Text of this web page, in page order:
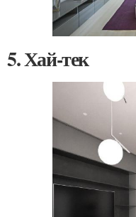
5. Хай-тек